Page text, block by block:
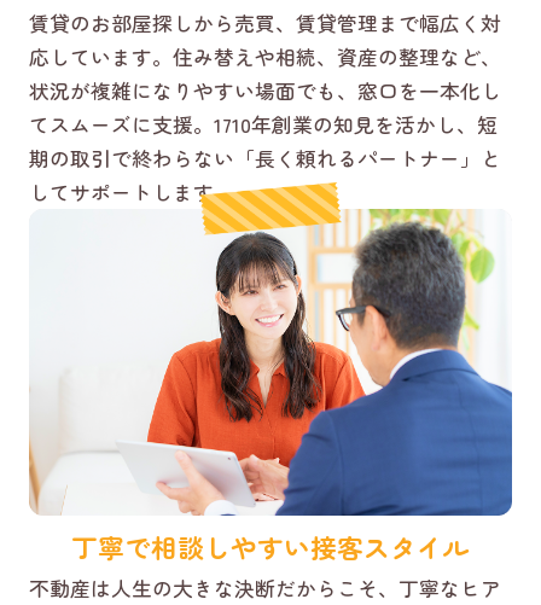
賃貸のお部屋探しから売買、賃貸管理まで幅広く対
応しています。住み替えや相続、資産の整理など、
状況が複雑になりやすい場面でも、窓口を一本化し
てスムーズに支援。1710年創業の知見を活かし、短
期の取引で終わらない「長く頼れるパートナー」と
してサポートします。
丁寧で相談しやすい接客スタイル
不動産は人生の大きな決断だからこそ、丁寧なヒア